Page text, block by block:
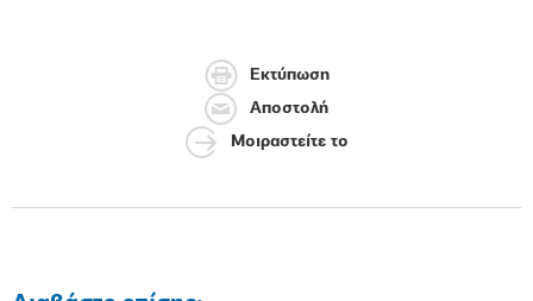
Εκτύπωση
Αποστολή
Μοιραστείτε το